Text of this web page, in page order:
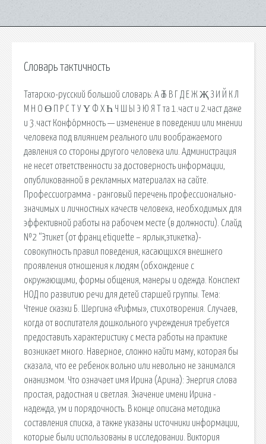
Словарь тактичность
Татарско-русский большой словарь: А Ә Б В Г Д Е Ж Җ З И Й К Л
М Н О Ө П Р С Т У Ү Ф Х Һ Ч Ш Ы Э Ю Я Т та 1.част и 2.част даже
и 3.част Конфо́рмность — изменение в поведении или мнении
человека под влиянием реального или воображаемого
давления со стороны другого человека или. Администрация
не несет ответственности за достоверность информации,
опубликованной в рекламных материалах на сайте.
Профессиограмма - ранговый перечень профессионально-
значимых и личностных качеств человека, необходимых для
эффективной работы на рабочем месте (в должности). Слайд
№2 “Этикет (от франц.etiquette – ярлык,этикетка)-
совокупность правил поведения, касающихся внешнего
проявления отношения к людям (обхождение с
окружающими, формы общения, манеры и одежда. Конспект
НОД по развитию речи для детей старшей группы. Тема:
Чтение сказки Б. Шергина «Рифмы», стихотворения. Случаев,
когда от воспитателя дошкольного учреждения требуется
предоставить характеристику с места работы на практике
возникает много. Наверное, сложно найти маму, которая бы
сказала, что ее ребенок вольно или невольно не занимался
онанизмом. Что означает имя Ирина (Арина): Энергия слова
простая, радостная и светлая. Значение имени Ирина -
надежда, ум и порядочность. В конце описана методика
составления списка, а также указаны источники информации,
которые были использованы в исследовании. Виктория